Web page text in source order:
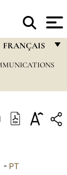
FRANÇAIS
FRANÇAIS
PORTUGUÊS
DEUTSCH
PT